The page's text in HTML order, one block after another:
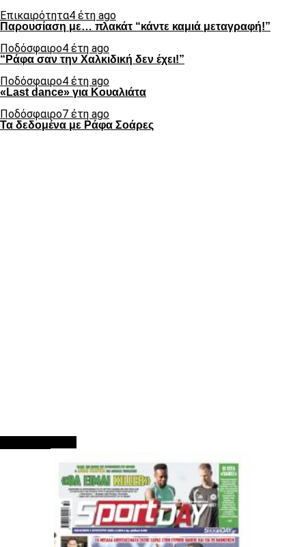
Επικαιρότητα4 έτη ago
Παρουσίαση με… πλακάτ “κάντε καμιά μεταγραφή!”
Ποδόσφαιρο4 έτη ago
“Ράφα σαν την Χαλκιδική δεν έχει!”
Ποδόσφαιρο4 έτη ago
«Last dance» για Κουαλιάτα
Ποδόσφαιρο7 έτη ago
Τα δεδομένα με Ράφα Σοάρες